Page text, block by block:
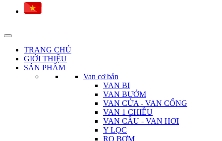
TRANG CHỦ
GIỚI THIỆU
SẢN PHẨM
Van cơ bản
VAN BI
VAN BƯỚM
VAN CỬA - VAN CỔNG
VAN 1 CHIỀU
VAN CẦU - VAN HƠI
Y LỌC
RỌ BƠM